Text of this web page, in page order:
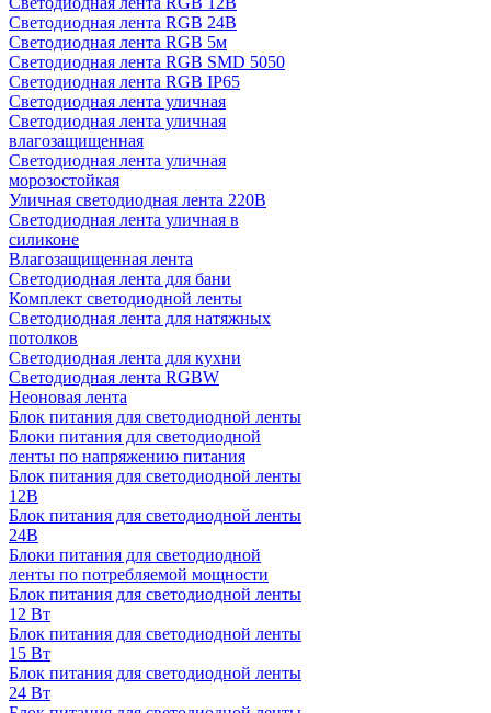
Светодиодная лента RGB 24В
Светодиодная лента RGB 5м
Светодиодная лента RGB SMD 5050
Светодиодная лента RGB IP65
Светодиодная лента уличная
Светодиодная лента уличная
влагозащищенная
Светодиодная лента уличная
морозостойкая
Уличная светодиодная лента 220В
Светодиодная лента уличная в
силиконе
Влагозащищенная лента
Светодиодная лента для бани
Комплект светодиодной ленты
Светодиодная лента для натяжных
потолков
Светодиодная лента для кухни
Светодиодная лента RGBW
Неоновая лента
Блок питания для светодиодной ленты
Блоки питания для светодиодной
ленты по напряжению питания
Блок питания для светодиодной ленты
12В
Блок питания для светодиодной ленты
24В
Блоки питания для светодиодной
ленты по потребляемой мощности
Блок питания для светодиодной ленты
12 Вт
Блок питания для светодиодной ленты
15 Вт
Блок питания для светодиодной ленты
24 Вт